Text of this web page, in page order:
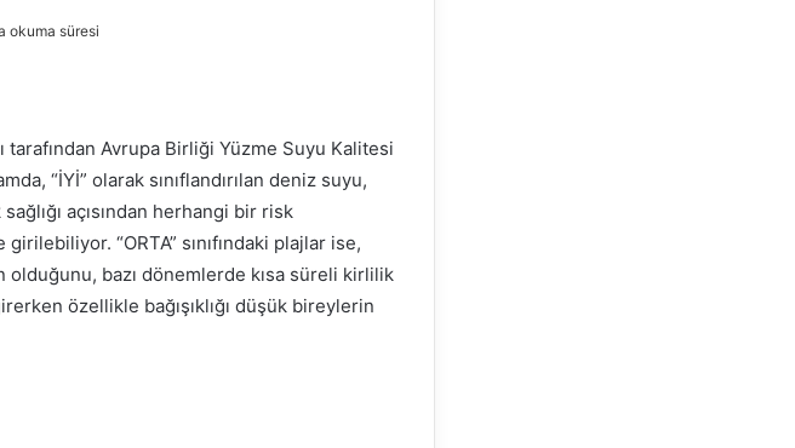
okuma süresi
tarafından Avrupa Birliği Yüzme Suyu Kalitesi
“İYİ” olarak sınıflandırılan deniz suyu,
açısından herhangi bir risk
“ORTA” sınıfındaki plajlar ise,
olduğunu, bazı dönemlerde kısa süreli kirlilik
özellikle bağışıklığı düşük bireylerin